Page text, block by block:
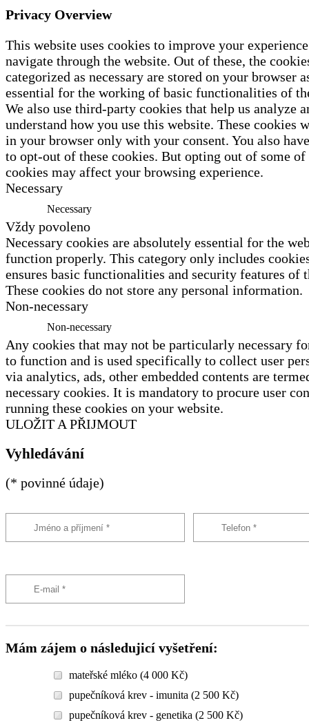
Privacy Overview
This website uses cookies to improve your
navigate through the website. Out of these, the
categorized as necessary are stored on your browser
essential for the working of basic functionalities of
We also use third-party cookies that help us analyze
understand how you use this website. These cookies
in your browser only with your consent. You also
to opt-out of these cookies. But opting out of some of
cookies may affect your browsing experience.
Necessary
Necessary
Vždy povoleno
Necessary cookies are absolutely essential for the
function properly. This category only includes
ensures basic functionalities and security features of
These cookies do not store any personal information.
Non-necessary
Non-necessary
Any cookies that may not be particularly necessary
to function and is used specifically to collect user
via analytics, ads, other embedded contents are
necessary cookies. It is mandatory to procure user
running these cookies on your website.
ULOŽIT A PŘIJMOUT
Vyhledávání
(* povinné údaje)
Mám zájem o následujicí vyšetření:
mateřské mléko (4 000 Kč)
pupečníková krev - imunita (2 500 Kč)
pupečníková krev - genetika (2 500 Kč)